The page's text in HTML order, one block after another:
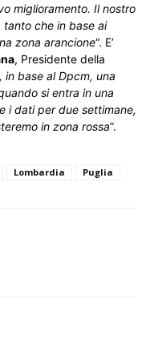
miglioramento. Il nostro
tanto che in base ai
zona arancione“. E’
, Presidente della
in base al Dpcm, una
si entra in una
i dati per due settimane,
in zona rossa”.
Lombardia Puglia